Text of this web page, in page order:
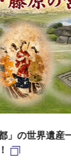
」の世界遺産